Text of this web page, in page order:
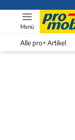
Menü
Alle pro+ Artikel